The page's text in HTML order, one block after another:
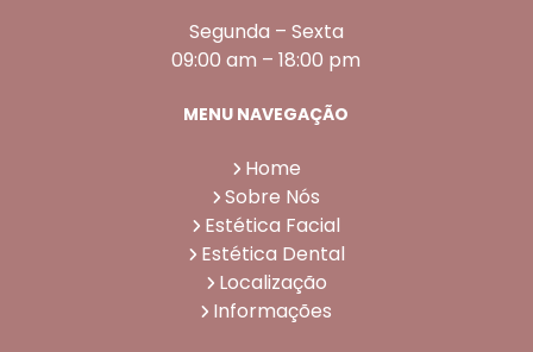
Segunda – Sexta
09:00 am – 18:00 pm
MENU NAVEGAÇÃO
Home
Sobre Nós
Estética Facial
Estética Dental
Localização
Informações